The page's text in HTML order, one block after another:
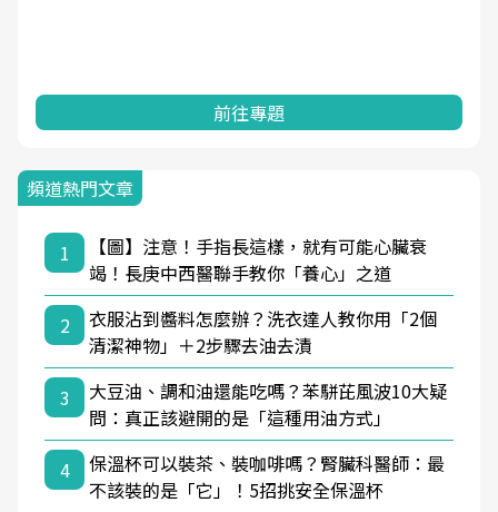
前往專題
頻道熱門文章
1
【圖】注意！手指長這樣，就有可能心臟衰
竭！長庚中西醫聯手教你「養心」之道
2
衣服沾到醬料怎麼辦？洗衣達人教你用「2個
清潔神物」＋2步驟去油去漬
3
大豆油、調和油還能吃嗎？苯駢芘風波10大疑
問：真正該避開的是「這種用油方式」
4
保溫杯可以裝茶、裝咖啡嗎？腎臟科醫師：最
不該裝的是「它」！5招挑安全保溫杯